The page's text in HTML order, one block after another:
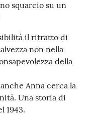
squarcio su un
il ritratto di
non nella
della
Anna cerca la
Una storia di
1943.